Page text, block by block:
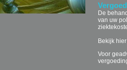
De
van uw
Bekijk
Voor